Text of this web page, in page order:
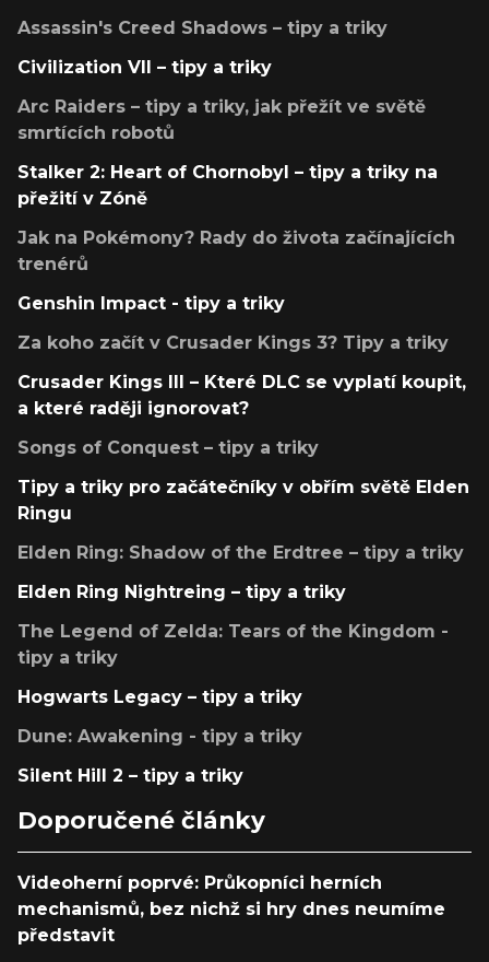
Assassin's Creed Shadows – tipy a triky
Civilization VII – tipy a triky
Arc Raiders – tipy a triky, jak přežít ve světě
smrtících robotů
Stalker 2: Heart of Chornobyl – tipy a triky na
přežití v Zóně
Jak na Pokémony? Rady do života začínajících
trenérů
Genshin Impact - tipy a triky
Za koho začít v Crusader Kings 3? Tipy a triky
Crusader Kings III – Které DLC se vyplatí koupit,
a které raději ignorovat?
Songs of Conquest – tipy a triky
Tipy a triky pro začátečníky v obřím světě Elden
Ringu
Elden Ring: Shadow of the Erdtree – tipy a triky
Elden Ring Nightreing – tipy a triky
The Legend of Zelda: Tears of the Kingdom -
tipy a triky
Hogwarts Legacy – tipy a triky
Dune: Awakening - tipy a triky
Silent Hill 2 – tipy a triky
Doporučené články
Videoherní poprvé: Průkopníci herních
mechanismů, bez nichž si hry dnes neumíme
představit